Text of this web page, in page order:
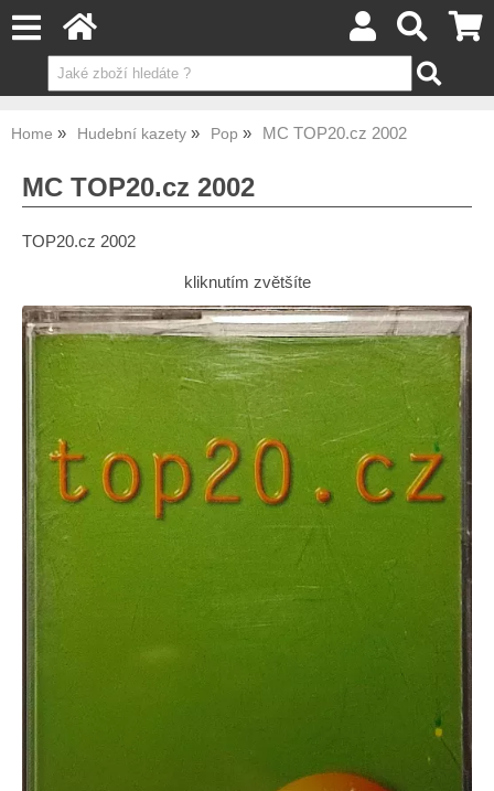
Home Hudební kazety Pop MC TOP20.cz 2002
MC TOP20.cz 2002
TOP20.cz 2002
kliknutím zvětšíte